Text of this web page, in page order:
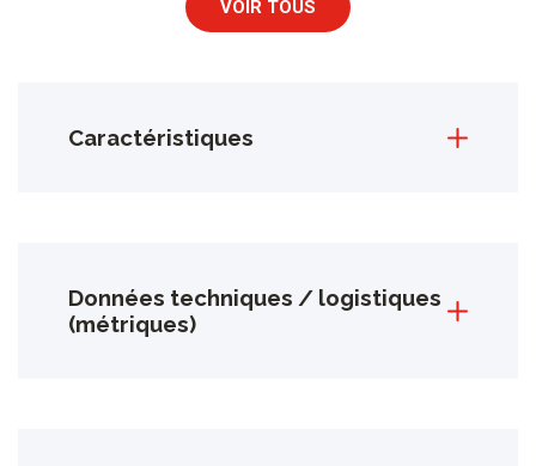
VOIR TOUS
Caractéristiques
Données techniques / logistiques
(métriques)